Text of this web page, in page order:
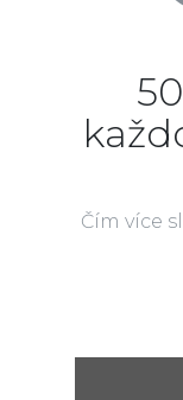
Čím více